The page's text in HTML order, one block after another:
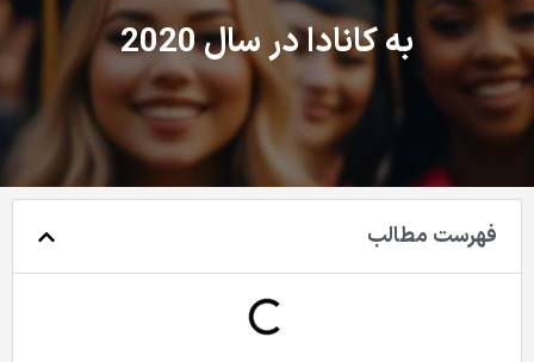
به کانادا در سال 2020
فهرست مطالب